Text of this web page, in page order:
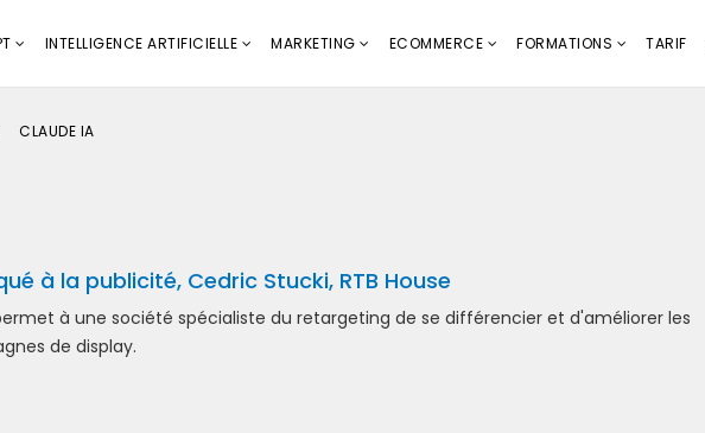
INTELLIGENCE ARTIFICIELLE MARKETING ECOMMERCE FORMATIONS TARIF
CLAUDE IA
à la publicité, Cedric Stucki, RTB House
à une société spécialiste du retargeting de se différencier et d'améliorer les
de display.